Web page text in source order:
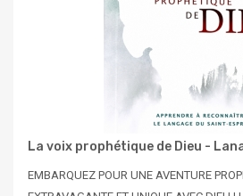
La voix prophétique de Dieu -
EMBARQUEZ POUR UNE AVENTURE